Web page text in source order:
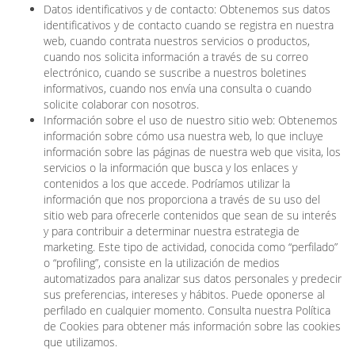
Datos identificativos y de contacto: Obtenemos sus datos
identificativos y de contacto cuando se registra en nuestra
web, cuando contrata nuestros servicios o productos,
cuando nos solicita información a través de su correo
electrónico, cuando se suscribe a nuestros boletines
informativos, cuando nos envía una consulta o cuando
solicite colaborar con nosotros.
Información sobre el uso de nuestro sitio web: Obtenemos
información sobre cómo usa nuestra web, lo que incluye
información sobre las páginas de nuestra web que visita, los
servicios o la información que busca y los enlaces y
contenidos a los que accede. Podríamos utilizar la
información que nos proporciona a través de su uso del
sitio web para ofrecerle contenidos que sean de su interés
y para contribuir a determinar nuestra estrategia de
marketing. Este tipo de actividad, conocida como “perfilado”
o “profiling”, consiste en la utilización de medios
automatizados para analizar sus datos personales y predecir
sus preferencias, intereses y hábitos. Puede oponerse al
perfilado en cualquier momento. Consulta nuestra Política
de Cookies para obtener más información sobre las cookies
que utilizamos.